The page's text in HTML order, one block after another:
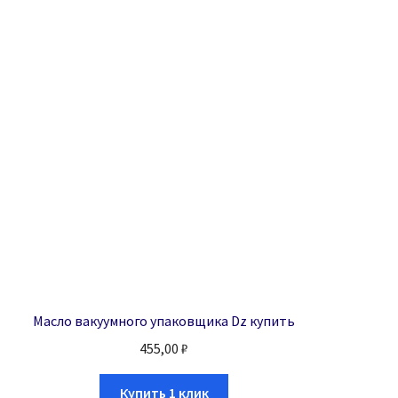
Масло вакуумного упаковщика Dz купить
455,00₽
Купить 1 клик